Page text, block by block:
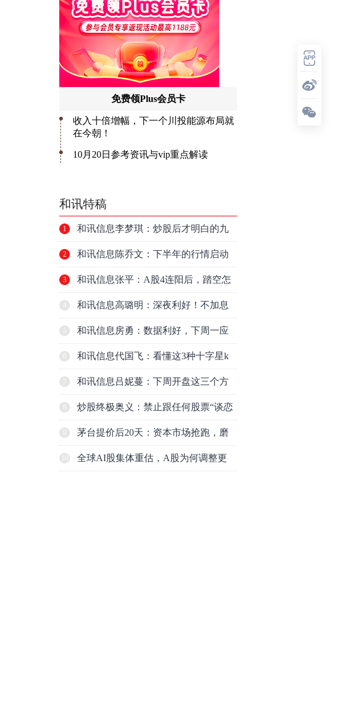
和讯特稿
1 和讯信息李梦琪：炒股后才明白的九
个人生道理
2 和讯信息陈乔文：下半年的行情启动
了
3 和讯信息张平：A股4连阳后，踏空怎
么办？结构性回补！
和讯信息高璐明：深夜利好！不加息
了？周一还能涨吗？
5 和讯信息房勇：数据利好，下周一应
对方案
和讯信息代国飞：看懂这3种十字星k
线形态
7 和讯信息吕妮蔓：下周开盘这三个方
向，还有仓位的朋友一定要拿稳了
炒股终极奥义：禁止跟任何股票“谈恋
爱”
茅台提价后20天：资本市场抢跑，磨
底属于现实
全球AI股集体重估，A股为何调整更